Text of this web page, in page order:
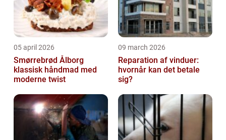
05 april 2026
Smørrebrød Ålborg
klassisk håndmad med
moderne twist
09 march 2026
Reparation af vinduer:
hvornår kan det betale
sig?